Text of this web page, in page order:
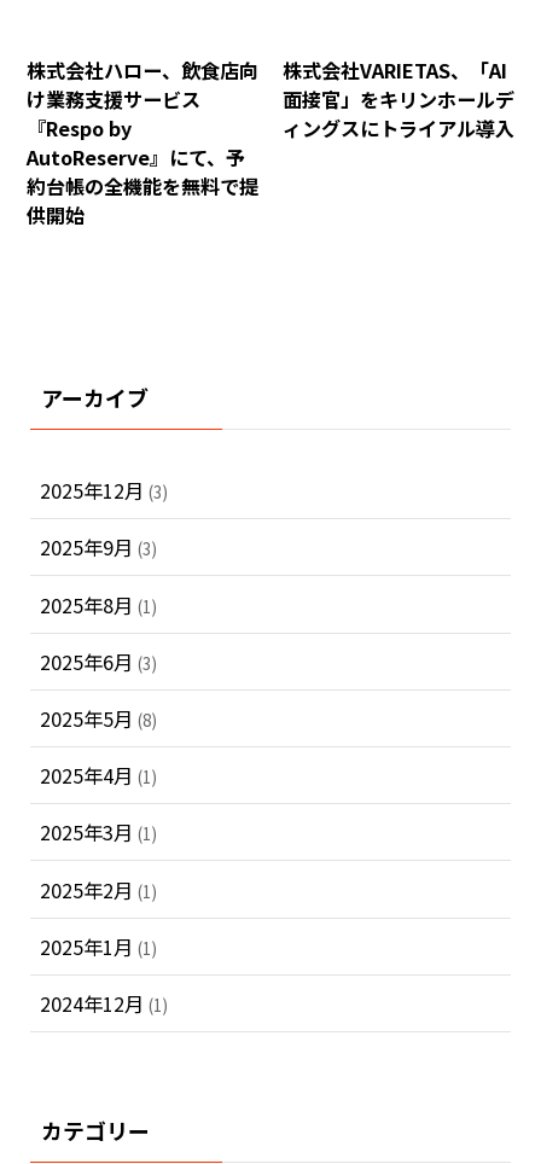
株式会社ハロー、飲食店向
け業務支援サービス
『Respo by
AutoReserve』にて、予
約台帳の全機能を無料で提
供開始
株式会社VARIETAS、「AI
面接官」をキリンホールデ
ィングスにトライアル導入
アーカイブ
2025年12月 (3)
2025年9月 (3)
2025年8月 (1)
2025年6月 (3)
2025年5月 (8)
2025年4月 (1)
2025年3月 (1)
2025年2月 (1)
2025年1月 (1)
2024年12月 (1)
カテゴリー